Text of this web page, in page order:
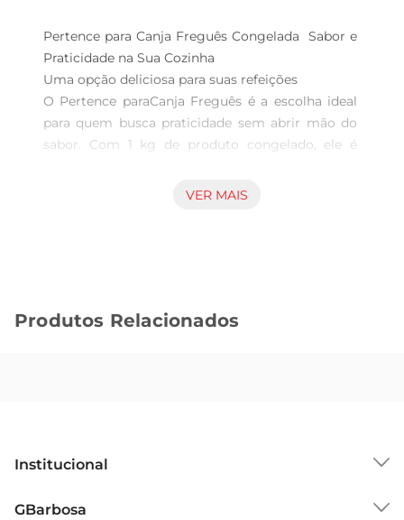
Pertence para Canja Freguês Congelada  Sabor e
Praticidade na Sua Cozinha
Uma opção deliciosa para suas refeições
O Pertence paraCanja Freguês é a escolha ideal
para quem busca praticidade sem abrir mão do
sabor. Com 1 kg de produto congelado, ele é
reconfortante, ideal para os dias mais frios ou
preservar o frescor e os nutrientes dos
Versatilidade na cozinha
versátil e pode ser utilizado em diversas receitas.
VER MAIS
Produtos Relacionados
Institucional
GBarbosa